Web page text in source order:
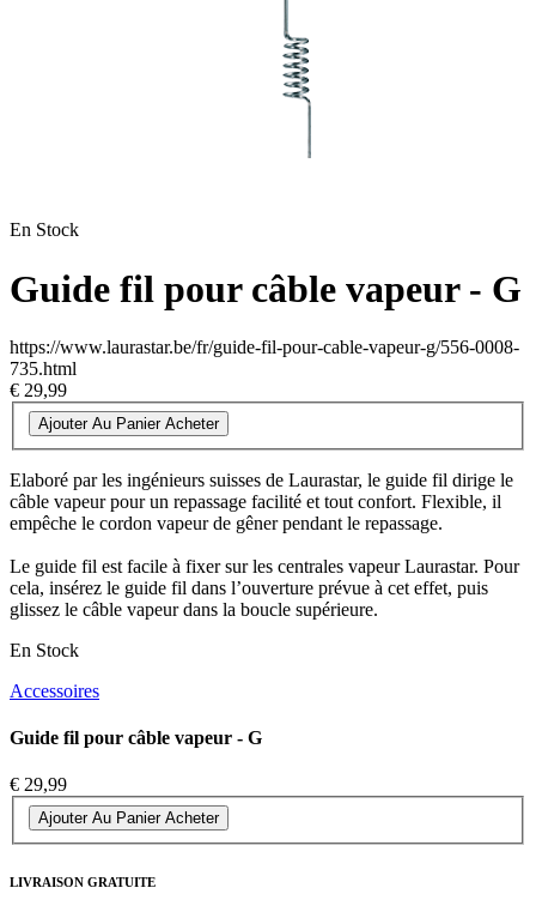
En Stock
Guide fil pour câble vapeur - G
https://www.laurastar.be/fr/guide-fil-pour-cable-vapeur-g/556-0008-
735.html
€ 29,99
Ajouter Au Panier Acheter
Elaboré par les ingénieurs suisses de Laurastar, le guide fil dirige le
câble vapeur pour un repassage facilité et tout confort. Flexible, il
empêche le cordon vapeur de gêner pendant le repassage.
Le guide fil est facile à fixer sur les centrales vapeur Laurastar. Pour
cela, insérez le guide fil dans l’ouverture prévue à cet effet, puis
glissez le câble vapeur dans la boucle supérieure.
En Stock
Accessoires
Guide fil pour câble vapeur - G
€ 29,99
Ajouter Au Panier Acheter
LIVRAISON GRATUITE